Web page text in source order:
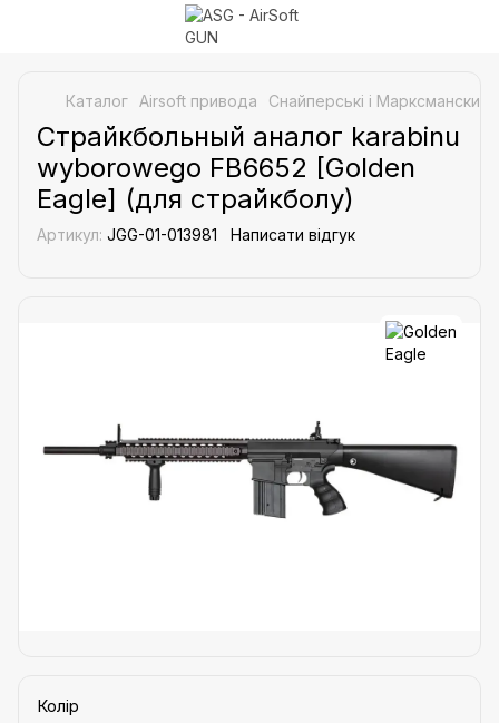
Каталог Airsoft привода Снайперські і Марксманские
Страйкбольный аналог karabinu
wyborowego FB6652 [Golden
Eagle] (для страйкболу)
Артикул: JGG-01-013981 Написати відгук
Колір